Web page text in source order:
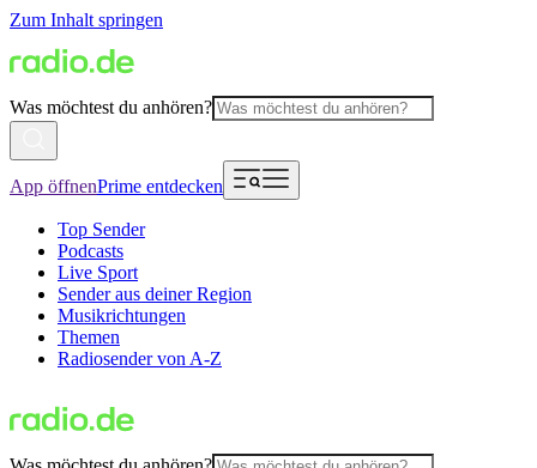
Zum Inhalt springen
Was möchtest du anhören?
App öffnenPrime entdecken
Top Sender
Podcasts
Live Sport
Sender aus deiner Region
Musikrichtungen
Themen
Radiosender von A-Z